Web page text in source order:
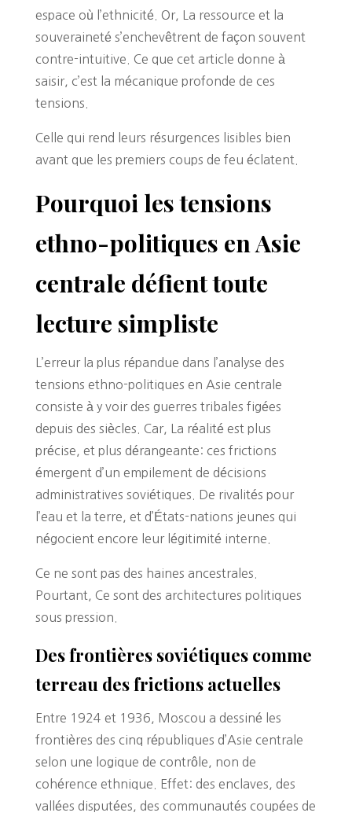
espace où l’ethnicité. Or, La ressource et la
souveraineté s’enchevêtrent de façon souvent
contre-intuitive. Ce que cet article donne à
saisir, c’est la mécanique profonde de ces
tensions.
Celle qui rend leurs résurgences lisibles bien
avant que les premiers coups de feu éclatent.
Pourquoi les tensions
ethno-politiques en Asie
centrale défient toute
lecture simpliste
L’erreur la plus répandue dans l’analyse des
tensions ethno-politiques en Asie centrale
consiste à y voir des guerres tribales figées
depuis des siècles. Car, La réalité est plus
précise, et plus dérangeante: ces frictions
émergent d’un empilement de décisions
administratives soviétiques. De rivalités pour
l’eau et la terre, et d’États-nations jeunes qui
négocient encore leur légitimité interne.
Ce ne sont pas des haines ancestrales.
Pourtant, Ce sont des architectures politiques
sous pression.
Des frontières soviétiques comme
terreau des frictions actuelles
Entre 1924 et 1936, Moscou a dessiné les
frontières des cinq républiques d’Asie centrale
selon une logique de contrôle, non de
cohérence ethnique. Effet: des enclaves, des
vallées disputées, des communautés coupées de